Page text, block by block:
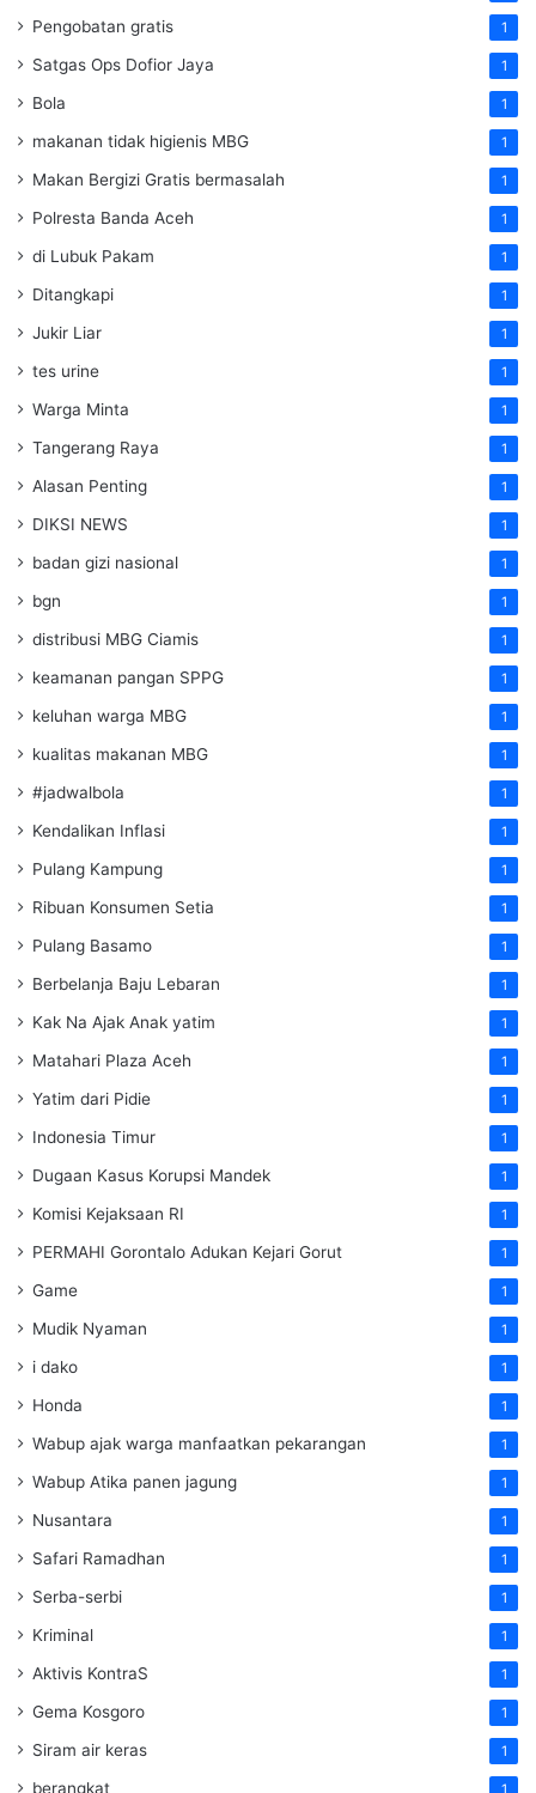
Pengobatan gratis 1
Satgas Ops Dofior Jaya 1
Bola 1
makanan tidak higienis MBG 1
Makan Bergizi Gratis bermasalah 1
Polresta Banda Aceh 1
di Lubuk Pakam 1
Ditangkapi 1
Jukir Liar 1
tes urine 1
Warga Minta 1
Tangerang Raya 1
Alasan Penting 1
DIKSI NEWS 1
badan gizi nasional 1
bgn 1
distribusi MBG Ciamis 1
keamanan pangan SPPG 1
keluhan warga MBG 1
kualitas makanan MBG 1
#jadwalbola 1
Kendalikan Inflasi 1
Pulang Kampung 1
Ribuan Konsumen Setia 1
Pulang Basamo 1
Berbelanja Baju Lebaran 1
Kak Na Ajak Anak yatim 1
Matahari Plaza Aceh 1
Yatim dari Pidie 1
Indonesia Timur 1
Dugaan Kasus Korupsi Mandek 1
Komisi Kejaksaan RI 1
PERMAHI Gorontalo Adukan Kejari Gorut 1
Game 1
Mudik Nyaman 1
i dako 1
Honda 1
Wabup ajak warga manfaatkan pekarangan 1
Wabup Atika panen jagung 1
Nusantara 1
Safari Ramadhan 1
Serba-serbi 1
Kriminal 1
Aktivis KontraS 1
Gema Kosgoro 1
Siram air keras 1
berangkat 1